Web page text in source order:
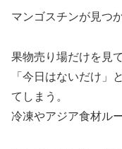
マンゴスチンが見つ
果物売り場だけを見
「今日はないだけ」
てしまう。
冷凍やアジア食材ル